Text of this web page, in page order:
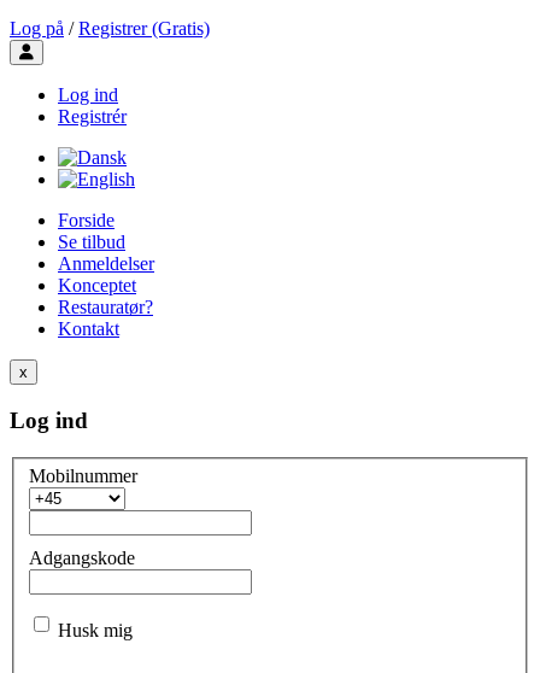
Log på / Registrer (Gratis)
Toggle user menu
Log ind
Registrér
Forside
Se tilbud
Anmeldelser
Konceptet
Restauratør?
Kontakt
x
Log ind
Mobilnummer
Adgangskode
Husk mig